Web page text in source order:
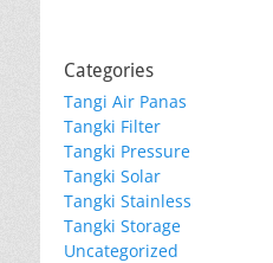
Categories
Tangi Air Panas
Tangki Filter
Tangki Pressure
Tangki Solar
Tangki Stainless
Tangki Storage
Uncategorized